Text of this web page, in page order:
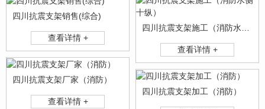
四川抗震支架销售(综合)
查看详情 +
查看详情 +
四川抗震支架厂家（消防）
查看详情 +
四川抗震支架加工（消防）